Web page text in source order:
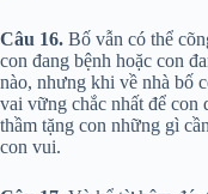
Câu 16. Bố vẫn có thể
con đang bệnh hoặc con
nào, nhưng khi về nhà bố
vai vững chắc nhất để con
thầm tặng con những gì
con vui.